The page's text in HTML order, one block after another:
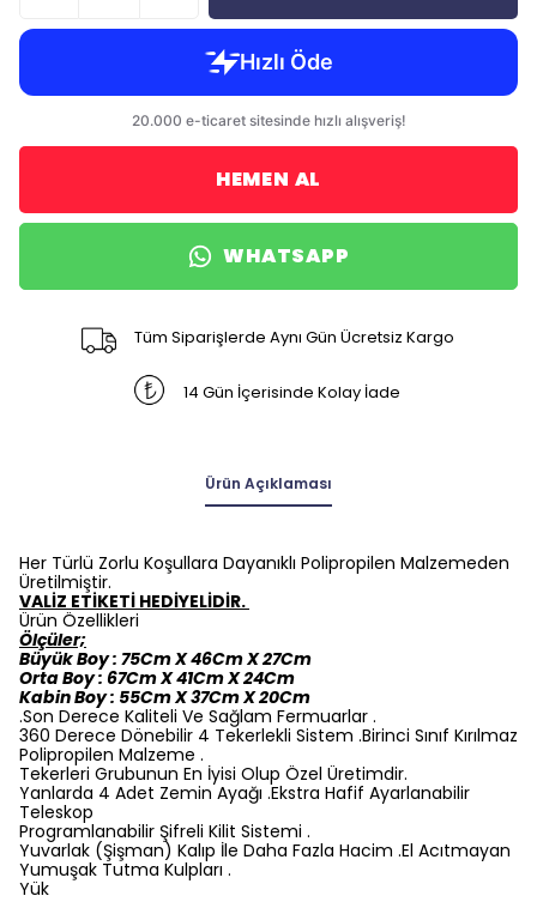
HEMEN AL
WHATSAPP
Tüm Siparişlerde Aynı Gün Ücretsiz Kargo
14 Gün İçerisinde Kolay İade
Ürün Açıklaması
Her Türlü Zorlu Koşullara Dayanıklı Polipropilen Malzemeden
Üretilmiştir.
VALİZ ETİKETİ HEDİYELİDİR.
Ürün Özellikleri
Ölçüler;
Büyük Boy : 75Cm X 46Cm X 27Cm
Orta Boy : 67Cm X 41Cm X 24Cm
Kabin Boy : 55Cm X 37Cm X 20Cm
.Son Derece Kaliteli Ve Sağlam Fermuarlar .
360 Derece Dönebilir 4 Tekerlekli Sistem .Birinci Sınıf Kırılmaz
Polipropilen Malzeme .
Tekerleri Grubunun En İyisi Olup Özel Üretimdir.
Yanlarda 4 Adet Zemin Ayağı .Ekstra Hafif Ayarlanabilir
Teleskop
Programlanabilir Şifreli Kilit Sistemi .
Yuvarlak (Şişman) Kalıp İle Daha Fazla Hacim .El Acıtmayan
Yumuşak Tutma Kulpları .
Yük